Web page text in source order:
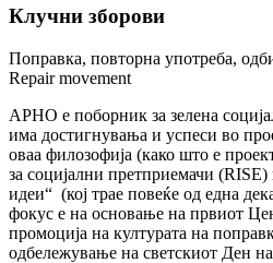
Клучни зборови
Поправка, повторна употреба,
Repair movement
АРНО е поборник за зелена
има достигнувања и успеси во
оваа филозофија (како што е
за социјални претприемачи
идеи“ (кој трае повеќе од една
фокус е на основање на првиот
промоција на културата на
одбележување на светскиот Ден